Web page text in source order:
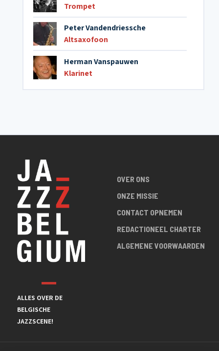
Trompet
Peter Vandendriessche
Altsaxofoon
Herman Vanspauwen
Klarinet
ALLES OVER DE
BELGISCHE
JAZZSCENE!
OVER ONS
ONZE MISSIE
CONTACT OPNEMEN
REDACTIONEEL CHARTER
ALGEMENE VOORWAARDEN